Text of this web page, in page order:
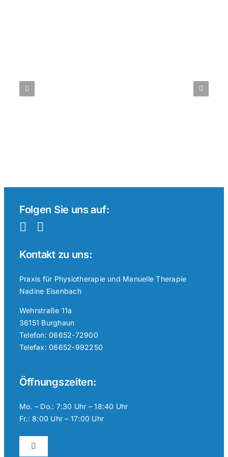
Folgen Sie uns auf:
Kontakt zu uns:
Praxis für Physiotherapie und Manuelle Therapie
Nadine Eisenbach
Wehrstraße 11a
36151 Burghaun
Telefon: 06652-72900
Telefax: 06652-992250
Öffnungszeiten:
Mo. – Do.: 7:30 Uhr – 18:40 Uhr
Fr.: 8:00 Uhr – 17:00 Uhr
Toggle